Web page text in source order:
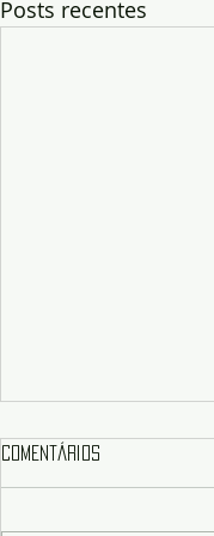
Posts recentes
Comentários